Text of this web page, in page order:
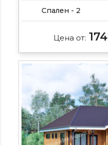
Спален - 2
Цена от: